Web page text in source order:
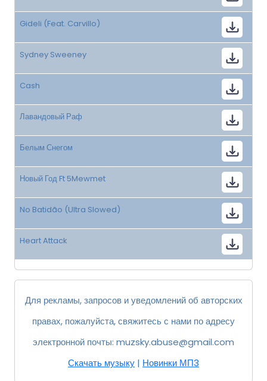
Gideli (Feat. Carvillo)
Sydney Sweeney
Cash
Лавандовый Раф
Белым Снегом
Новый Год Ft 5Mewmet
No Batidão (Ultra Slowed)
Heart Attack
Для рекламы, запросов и уведомлений об авторских
правах, пожалуйста, свяжитесь с нами по адресу
электронной почты: muzsky.abuse@gmail.com
Скачать музыку | Новинки МП3